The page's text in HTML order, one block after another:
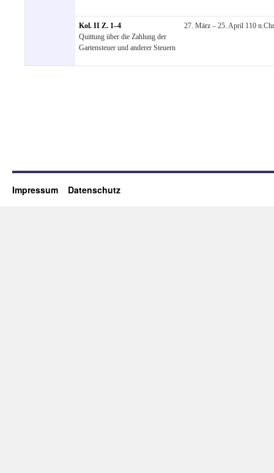
Kol. II Z. 1–4
Quittung über die Zahlung der
Gartensteuer und anderer Steuern
27. März – 25. April 110
Impressum Datenschutz